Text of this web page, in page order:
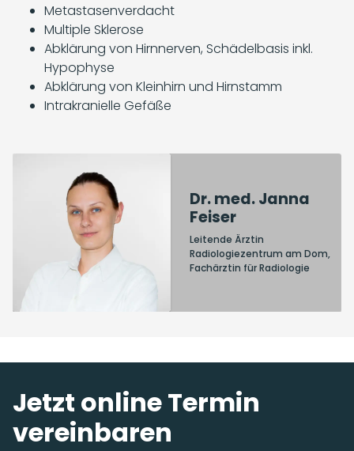
Metastasenverdacht
Multiple Sklerose
Abklärung von Hirnnerven, Schädelbasis inkl.
Hypophyse
Abklärung von Kleinhirn und Hirnstamm
Intrakranielle Gefäße
Dr. med. Janna
Feiser
Leitende Ärztin
Radiologiezentrum am Dom,
Fachärztin für Radiologie
Jetzt online Termin
vereinbaren